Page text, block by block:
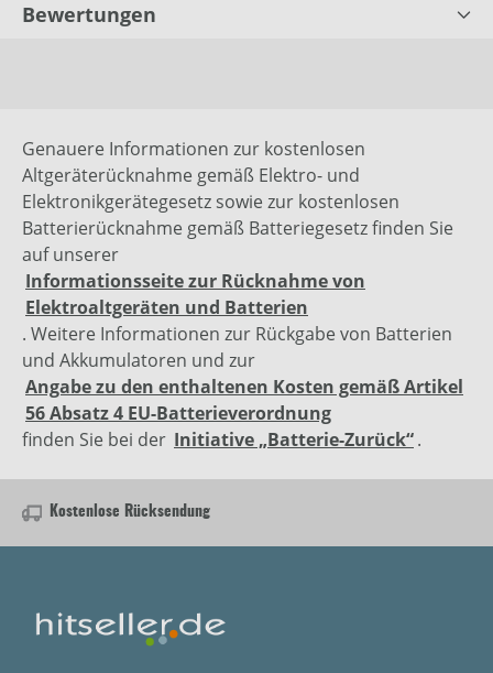
Bewertungen
Genauere Informationen zur kostenlosen
Altgeräterücknahme gemäß Elektro- und
Elektronikgerätegesetz sowie zur kostenlosen
Batterierücknahme gemäß Batteriegesetz finden Sie
auf unserer
Informationsseite zur Rücknahme von
Elektroaltgeräten und Batterien
. Weitere Informationen zur Rückgabe von Batterien
und Akkumulatoren und zur
Angabe zu den enthaltenen Kosten gemäß Artikel
56 Absatz 4 EU-Batterieverordnung
finden Sie bei der Initiative „Batterie-Zurück“.
Kostenlose Rücksendung